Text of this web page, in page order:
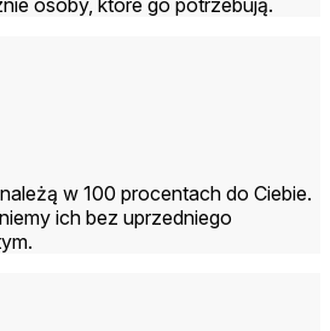
w 100 procentach do Ciebie.
ich bez uprzedniego